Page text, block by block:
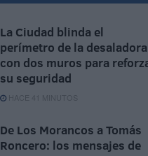
La Ciudad blinda el
perímetro de la desaladora
con dos muros para
su seguridad
HACE 41 MINUTOS
De Los Morancos a Tomás
Roncero: los mensajes de